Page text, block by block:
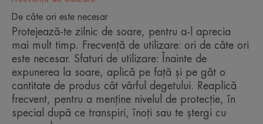
Flaconul conceput ecologic conține mai puțin
plastic, este reciclabil și include 64% plastic
reciclat (cu excepția capacului), fiind astfel în
deplină concordanță cu abordarea rațională și etică
a Pierre Fabre Dermo-Cosmetics.
De câte ori este necesar
Protejează-te zilnic de soare, pentru a-l aprecia
mai mult timp. Frecvență de utilizare: ori de câte ori
este necesar. Sfaturi de utilizare: Înainte de
expunerea la soare, aplică pe față și pe gât o
cantitate de produs cât vârful degetului. Reaplică
frecvent, pentru a menține nivelul de protecție, în
special după ce transpiri, înoți sau te ștergi cu